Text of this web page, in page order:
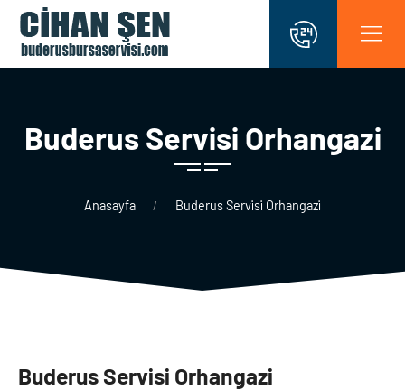
Buderus Servi̇si̇ Orhangazi̇
Anasayfa Buderus Servi̇si̇ Orhangazi̇
Buderus Servi̇si̇ Orhangazi̇